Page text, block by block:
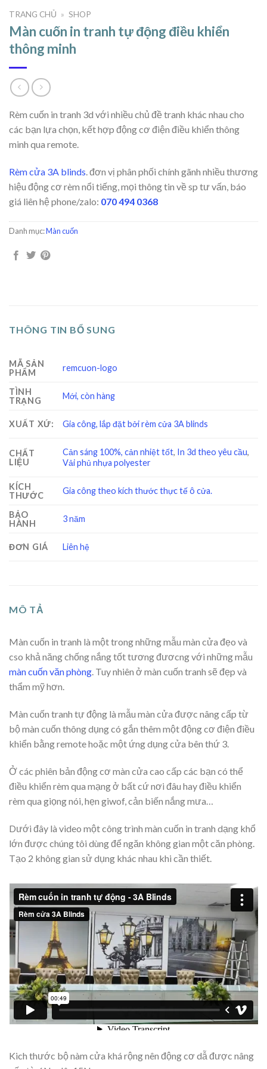
TRANG CHỦ » SHOP
Màn cuốn in tranh tự động điều khiển
thông minh
Rèm cuốn in tranh 3d với nhiều chủ đề tranh khác nhau cho
các bạn lựa chọn, kết hợp động cơ điện điều khiển thông
minh qua remote.
Rèm cửa 3A blinds . đơn vị phân phối chính gãnh nhiều thương
hiệu động cơ rèm nổi tiếng, mọi thông tin về sp tư vấn, báo
giá liên hệ phone/zalo: 070 494 0368
Danh mục:Màn cuốn
THÔNG TIN BỔ SUNG
MÃ SẢN
PHẨM
remcuon-logo
TÌNH
TRẠNG
Mới, còn hàng
XUẤT XỨ: Gia công, lắp đặt bởi rèm cửa 3A blinds
CHẤT
LIỆU
Cản sáng 100%, cản nhiệt tốt, In 3d theo yêu cầu,
Vải phủ nhựa polyester
KÍCH
THƯỚC
Gia công theo kích thước thực tế ô cửa.
BẢO
HÀNH
3 năm
ĐƠN GIÁ Liên hệ
MÔ TẢ
Màn cuốn in tranh là một trong những mẫu màn cửa đẹo và
cso khả năng chống nắng tốt tương đươcng với những mẫu
màn cuốn văn phòng. Tuy nhiên ở màn cuốn tranh sẽ đẹp và
thẩm mỹ hơn.
Màn cuốn tranh tự động là mẫu màn cửa được nâng cấp từ
bộ màn cuốn thông dụng có gắn thêm một động cơ điện điều
khiển bằng remote hoặc một ứng dụng cửa bên thứ 3.
Ở các phiên bản động cơ màn cửa cao cấp các bạn có thể
điều khiển rèm qua mạng ở bất cứ nơi đâu hay điều khiển
rèm qua giọng nói, hẹn giwof, cản biến nắng mưa…
Dưới đây là video một công trình màn cuốn in tranh dạng khổ
lớn được chúng tôi dùng để ngăn không gian một căn phòng.
Tạo 2 không gian sử dụng khác nhau khi cần thiết.
Kich thước bộ nàm cửa khá rộng nên động cơ dẫ được nâng